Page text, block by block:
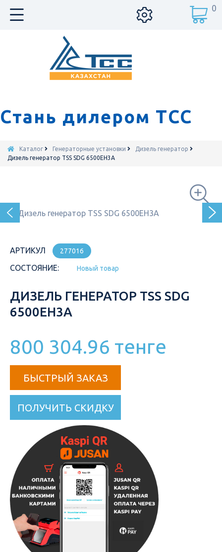
Стань дилером ТСС
0
Каталог Генераторные установки
Дизель генератор
Дизель генератор TSS SDG 6500EH3A
АРТИКУЛ 277016
СОСТОЯНИЕ: Новый товар
ДИЗЕЛЬ ГЕНЕРАТОР TSS SDG
6500EH3A
800 304.96 тенге
БЫСТРЫЙ ЗАКАЗ
ПОЛУЧИТЬ СКИДКУ